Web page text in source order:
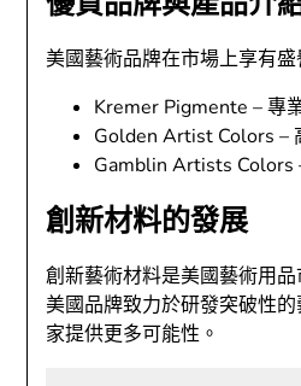
美國藝術品牌在市場上享有
Kremer Pigmente – 專
Golden Artist Colors –
Gamblin Artists Colors
創新材料的發展
創新藝術材料是美國藝術用
美國品牌致力於研發突破性
家提供更多可能性。